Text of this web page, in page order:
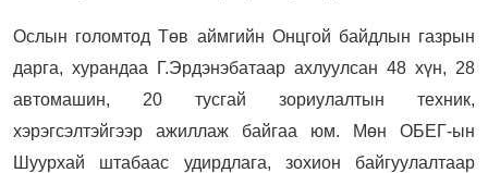
Ослын голомтод Төв аймгийн Онцгой байдлын газрын
дарга, хурандаа Г.Эрдэнэбатаар ахлуулсан 48 хүн, 28
автомашин, 20 тусгай зориулалтын техник,
хэрэгсэлтэйгээр ажиллаж байгаа юм.
Мөн ОБЕГ-ын
Шуурхай штабаас удирдлага, зохион байгуулалтаар